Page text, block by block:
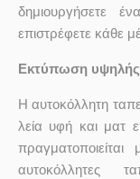
δημιουργήσετε
επιστρέφετε κάθε
Εκτύπωση υψηλής
Η αυτοκόλλητη
λεία υφή και ματ
αυτοκόλλητες